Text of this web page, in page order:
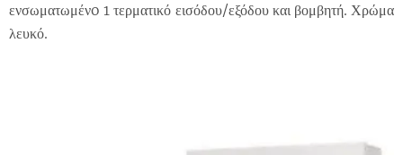
ενσωματωμένo 1 τερματικό εισόδου/εξόδου και βομβητή. Χρώμα
λευκό.